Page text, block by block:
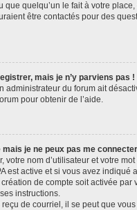
que quelqu’un le fait à votre
être contactés pour des
mais je n’y parviens pas !
administrateur du forum ait
pour obtenir de l’aide.
je ne peux pas me
votre nom d’utilisateur et votre
est active et si vous avez
de compte soit activée
instructions.
reçu de courriel, il se peut que